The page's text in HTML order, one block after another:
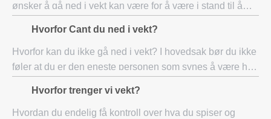
ønsker å gå ned i vekt kan være for å være i stand til å
stranden med venner, være i s
Hvorfor Cant du ned i vekt?
Hvorfor kan du ikke gå ned i vekt? I hovedsak bør du ikke
føler at du er den eneste personen som synes å være har
kjenner alle følelsen av å
Hvorfor trenger vi vekt?
Hvordan du endelig få kontroll over hva du spiser og